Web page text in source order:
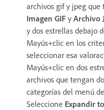
archivos gif y jpeg que
Imagen GIF y Archivo
y dos estrellas debajo
Mayús+clic en los
seleccionar esa
Mayús+clic en dos
archivos que tengan
categorías del menú
Seleccione Expandir